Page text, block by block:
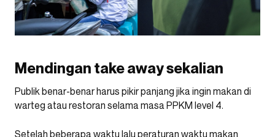
Mendingan take away sekalian
Publik benar-benar harus pikir panjang jika ingin makan di
warteg atau restoran selama masa PPKM level 4.
Setelah beberapa waktu lalu peraturan waktu makan